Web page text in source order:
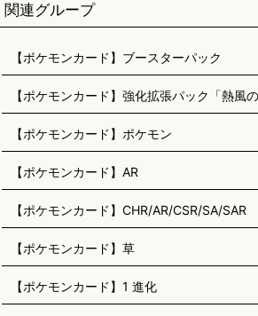
関連グループ
【ポケモンカード】ブースターパック
【ポケモンカード】強化拡張パック「熱風
【ポケモンカード】ポケモン
【ポケモンカード】AR
【ポケモンカード】CHR/AR/CSR/SA/SAR
【ポケモンカード】草
【ポケモンカード】1 進化